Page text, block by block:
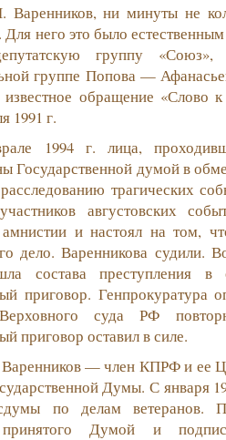
ни минуты не
него это было
группу «Союз»,
группе Попова —
обращение «Слово
1991 г.
1994 г. лица,
Государственной думой в
трагических
августовских
амнистии и настоял на том,
дело. Варенникова судили.
состава преступления в
приговор. Генпрокуратура
суда РФ
приговор оставил в силе.
— член КПРФ и ее
Думы. С января
по делам ветеранов.
принятого Думой и